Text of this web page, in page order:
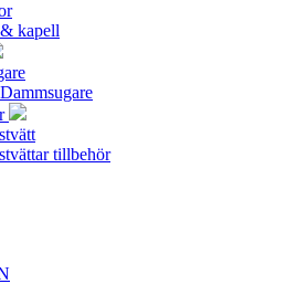
kapell
tillbehör